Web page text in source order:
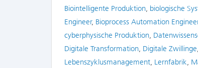
Biointelligente Produktion, biologische
Engineer, Bioprocess Automation
cyberphysische Produktion,
Digitale Transformation, Digitale Zwillinge,
Lebenszyklusmanagement, Lernfabrik,